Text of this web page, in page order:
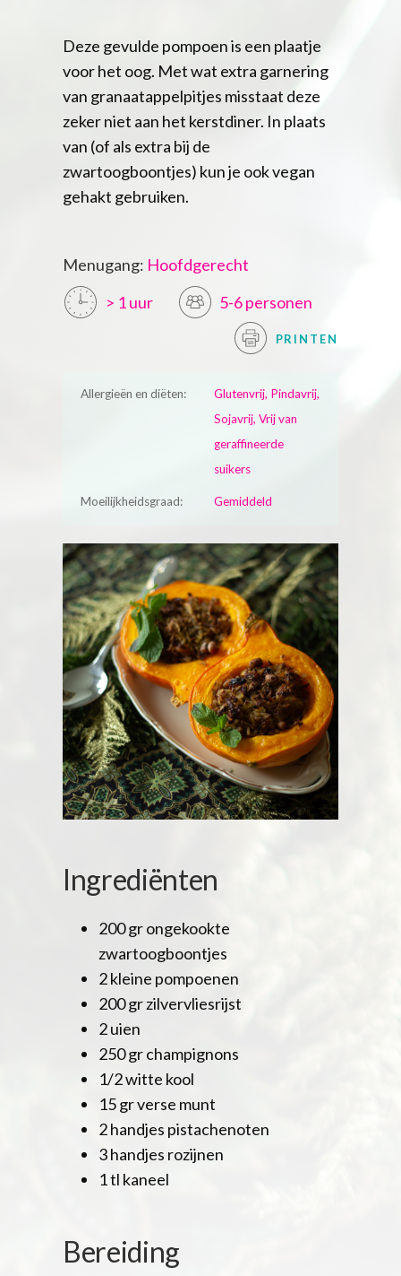
Deze gevulde pompoen is een plaatje
voor het oog. Met wat extra garnering
van granaatappelpitjes misstaat deze
zeker niet aan het kerstdiner. In plaats
van (of als extra bij de
zwartoogboontjes) kun je ook vegan
gehakt gebruiken.
Menugang: Hoofdgerecht
> 1 uur
5-6 personen
PRINTEN
Allergieën en diëten:
Glutenvrij, Pindavrij,
Sojavrij, Vrij van
geraffineerde
suikers
Moeilijkheidsgraad: Gemiddeld
Ingrediënten
200 gr ongekookte
zwartoogboontjes
2 kleine pompoenen
200 gr zilvervliesrijst
2 uien
250 gr champignons
1/2 witte kool
15 gr verse munt
2 handjes pistachenoten
3 handjes rozijnen
1 tl kaneel
Bereiding